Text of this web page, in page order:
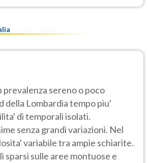
prevalenza sereno o poco
della Lombardia tempo piu'
di temporali isolati.
senza grandi variazioni. Nel
variabile tra ampie schiarite.
sparsi sulle aree montuose e